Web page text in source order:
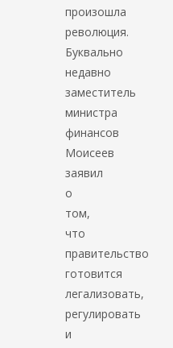
произошла
революция.
Буквально
недавно
заместитель
министра
финансов
Моисеев
заявил
о
том,
что
правительство
готовится
легализовать,
регулировать
и